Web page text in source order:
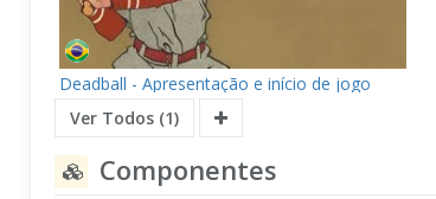
Deadball - Apresentação e início de jogo
Ver Todos (1)
Componentes